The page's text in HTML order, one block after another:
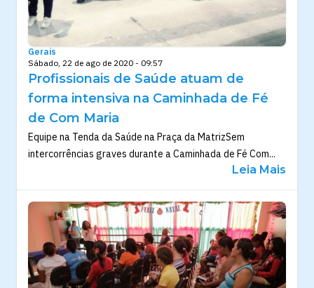
Gerais
Sábado, 22 de ago de 2020 - 09:57
Profissionais de Saúde atuam de
forma intensiva na Caminhada de Fé
de Com Maria
Equipe na Tenda da Saúde na Praça da MatrizSem
intercorrências graves durante a Caminhada de Fé Com...
Leia Mais